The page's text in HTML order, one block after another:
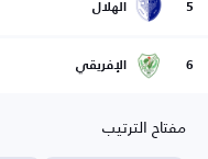
5 الهلال
6 الإفريقي
مفتاح الترتيب